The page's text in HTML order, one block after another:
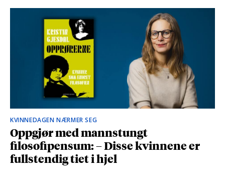
KVINNEDAGEN NÆRMER SEG
Oppgjør med mannstungt
filosofipensum: – Disse kvinnene er
fullstendig tiet i hjel